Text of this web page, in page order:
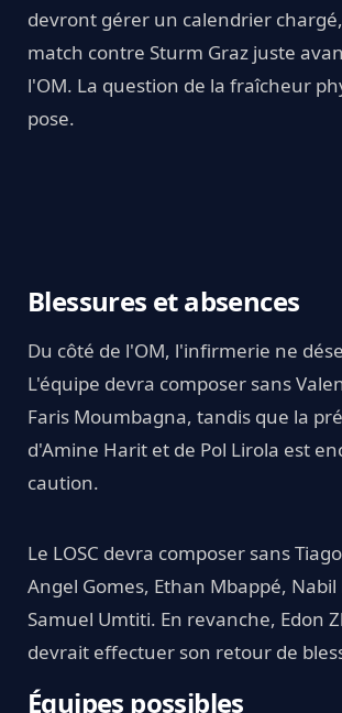
devront gérer un calendrier
match contre Sturm Graz juste
l'OM. La question de la fraîcheur
pose.
Blessures et absences
Du côté de l'OM, l'infirmerie ne
L'équipe devra composer sans
Faris Moumbagna, tandis que la
d'Amine Harit et de Pol Lirola est
caution.
Le LOSC devra composer sans
Angel Gomes, Ethan Mbappé,
Samuel Umtiti. En revanche, Edon
devrait effectuer son retour de
Équipes possibles